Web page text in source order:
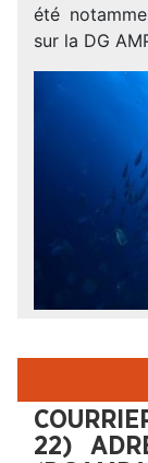
été
sur la DG
22)